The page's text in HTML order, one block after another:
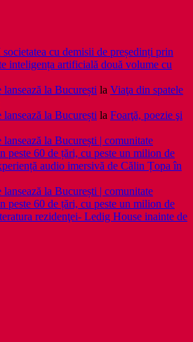
cu demisii de președinți prin
inteligența artificială două volume cu
la București la Viaţa din spatele
la București la Foarţă, poezie şi
la București | comunitate
peste 60 de țări, cu peste un milion de
audio imersivă de Călin Țopa în
la București | comunitate
peste 60 de țări, cu peste un milion de
rezidenţei- Ledig House inainte de